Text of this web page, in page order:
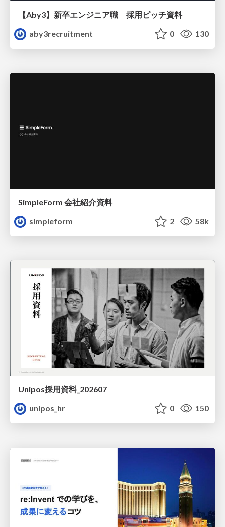
【Aby3】新卒エンジニア職 採用ピッチ資料
aby3recruitment
0 130
SimpleForm 会社紹介資料
simpleform
2 58k
Unipos採用資料_202607
unipos_hr
0 150